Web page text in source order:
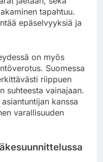
tapahtuu.
epäselvyyksiä ja
on myös
Suomessa
riippuen
suhteesta vainajaan.
kanssa
varallisuuden